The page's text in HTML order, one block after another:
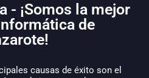
- ¡Somos la mejor
de
causas de éxito son el